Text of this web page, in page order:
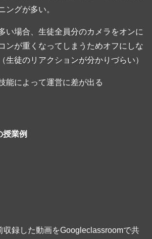
ングが多い。
い場合、生徒全員分のカメラをオンに
ンが重くなってしまうためオフにしな
生徒のリアクションが分かりづらい）
能によって運営に差が出る
授業例
収録した動画をGoogleclassroomで共